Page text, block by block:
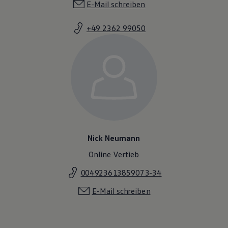
Transport
Familie
E-Mail schreiben
+49 2362 99050
Nick Neumann
Online Vertieb
004923613859073-34
E-Mail schreiben